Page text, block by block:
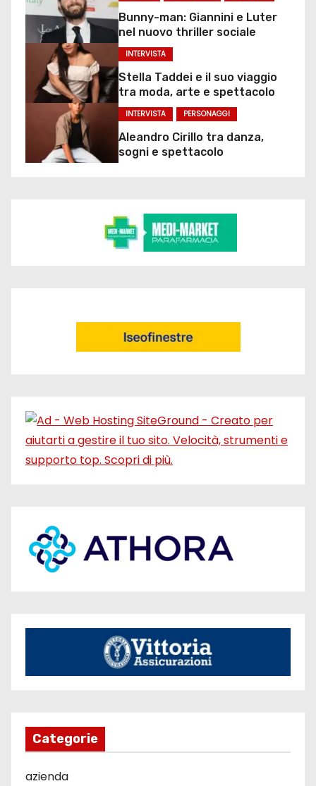
Bunny-man: Giannini e Luter
nel nuovo thriller sociale
INTERVISTA
Stella Taddei e il suo viaggio
tra moda, arte e spettacolo
INTERVISTA PERSONAGGI
Aleandro Cirillo tra danza,
sogni e spettacolo
Categorie
azienda